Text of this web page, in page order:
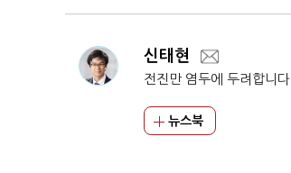
신태현
전진만 염두에 두려합니다
뉴스북